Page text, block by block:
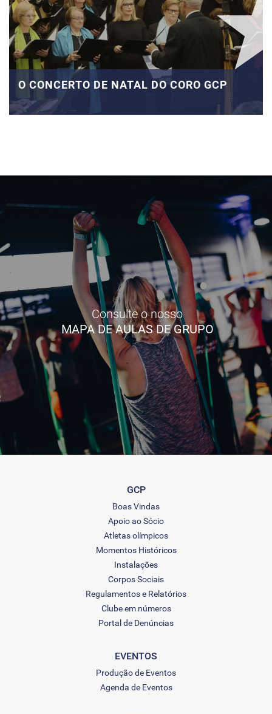
O CONCERTO DE NATAL DO CORO GCP
Consulte o nosso
MAPA DE AULAS DE GRUPO
GCP
Boas Vindas
Apoio ao Sócio
Atletas olímpicos
Momentos Históricos
Instalações
Corpos Sociais
Regulamentos e Relatórios
Clube em números
Portal de Denúncias
EVENTOS
Produção de Eventos
Agenda de Eventos